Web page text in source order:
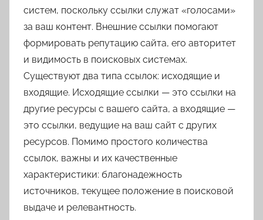
систем, поскольку ссылки служат «голосами»
за ваш контент. Внешние ссылки помогают
формировать репутацию сайта, его авторитет
и видимость в поисковых системах.
Существуют два типа ссылок: исходящие и
входящие. Исходящие ссылки — это ссылки на
другие ресурсы с вашего сайта, а входящие —
это ссылки, ведущие на ваш сайт с других
ресурсов. Помимо простого количества
ссылок, важны и их качественные
характеристики: благонадежность
источников, текущее положение в поисковой
выдаче и релевантность.